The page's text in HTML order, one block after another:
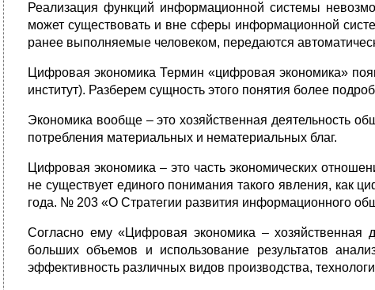
Реализация функций информационной системы
может существовать и вне сферы информационной
ранее выполняемые человеком, передаются
Цифровая экономика Термин «цифровая экономика»
институт). Разберем сущность этого понятия более
Экономика вообще – это хозяйственная деятельность
потребления материальных и нематериальных благ.
Цифровая экономика – это часть экономических
не существует единого понимания такого явления, как
года. № 203 «О Стратегии развития информационного
Согласно ему «Цифровая экономика – хозяйственная
больших объемов и использование результатов
эффективность различных видов производства,